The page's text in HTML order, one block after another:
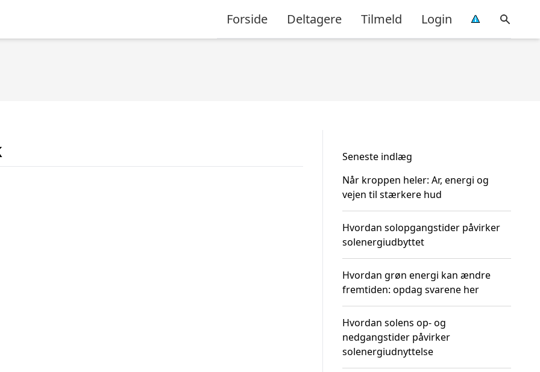
Forside Deltagere Tilmeld Login
Seneste indlæg
Når kroppen heler: Ar, energi og
vejen til stærkere hud
Hvordan solopgangstider påvirker
solenergiudbyttet
Hvordan grøn energi kan ændre
fremtiden: opdag svarene her
Hvordan solens op- og
nedgangstider påvirker
solenergiudnyttelse